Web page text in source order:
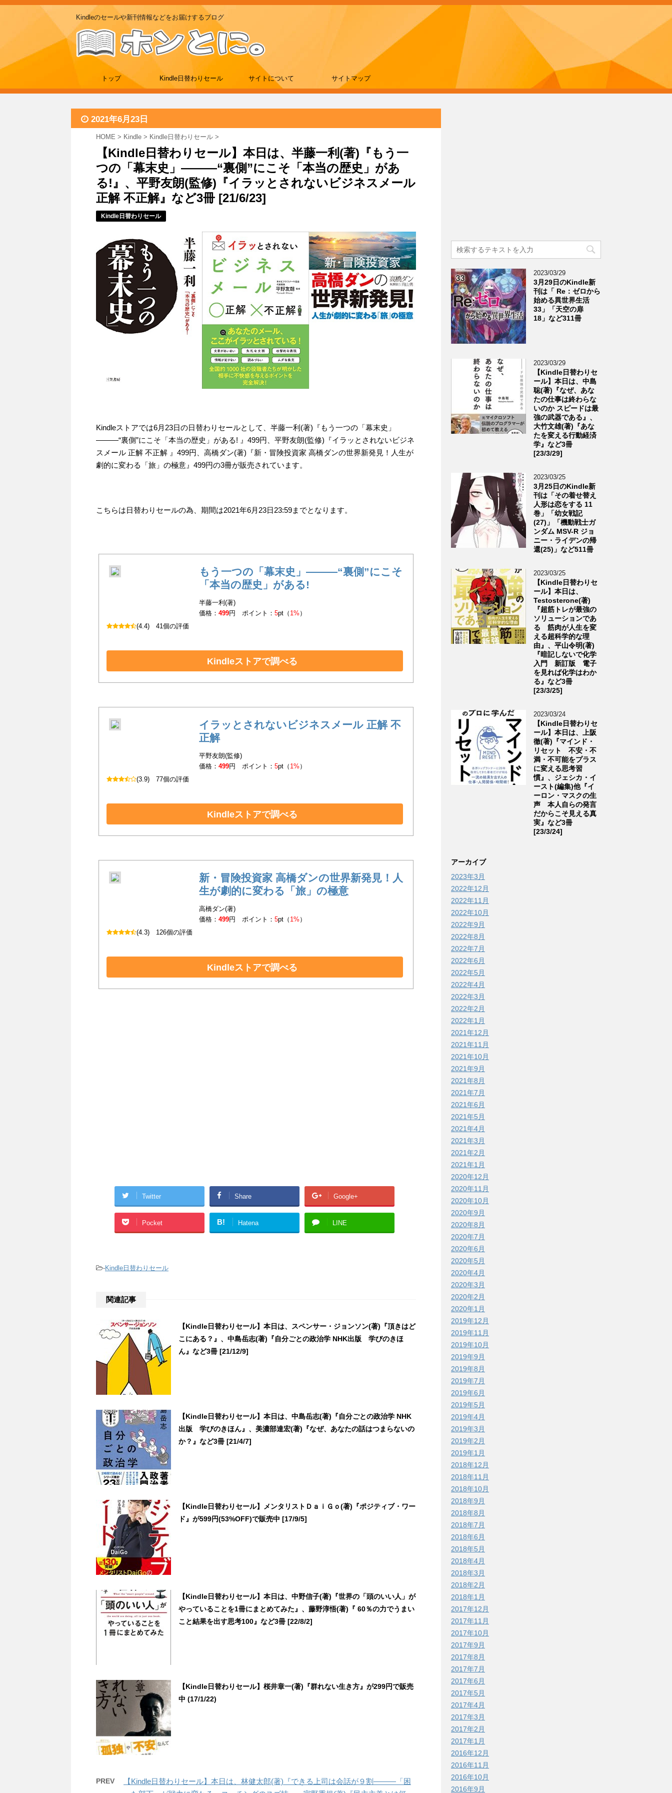
Kindleのセールや新刊情報などをお届けするブログ
トップ Kindle日替わりセール サイトについて サイトマップ
2021年6月23日
HOME > Kindle > Kindle日替わりセール >
【Kindle日替わりセール】本日は、半藤一利(著)『もう一
つの「幕末史」―――“裏側”にこそ「本当の歴史」があ
る!』、平野友朗(監修)『イラッとされないビジネスメール
正解 不正解』など3冊 [21/6/23]
Kindle日替わりセール
Kindleストアでは6月23日の日替わりセールとして、半藤一利(著)『もう一つの「幕末史」
―――“裏側”にこそ「本当の歴史」がある! 』499円、平野友朗(監修)『イラッとされないビジネ
スメール 正解 不正解 』499円、高橋ダン(著)『新・冒険投資家 高橋ダンの世界新発見！人生が
劇的に変わる「旅」の極意』499円の3冊が販売されています。
こちらは日替わりセールの為、期間は2021年6月23日23:59までとなります。
もう一つの「幕末史」―――“裏側”にこそ
「本当の歴史」がある!
半藤一利(著)
価格：499円 ポイント：5pt（ 1% ）
(4.4) 41個の評価
Kindleストアで調べる
イラッとされないビジネスメール 正解 不
正解
平野友朗(監修)
価格：499円 ポイント：5pt（ 1% ）
(3.9) 77個の評価
Kindleストアで調べる
新・冒険投資家 高橋ダンの世界新発見！人
生が劇的に変わる「旅」の極意
高橋ダン(著)
価格：499円 ポイント：5pt（ 1% ）
(4.3) 126個の評価
Kindleストアで調べる
Twitter Share Google+
Pocket B! Hatena LINE
-Kindle日替わりセール
関連記事
【Kindle日替わりセール】本日は、スペンサー・ジョンソン(著)『頂きはど
こにある？』、中島岳志(著)『自分ごとの政治学 NHK出版 学びのきほ
ん』など3冊 [21/12/9]
【Kindle日替わりセール】本日は、中島岳志(著)『自分ごとの政治学 NHK
出版 学びのきほん』、美濃部達宏(著)『なぜ、あなたの話はつまらないの
か？』など3冊 [21/4/7]
【Kindle日替わりセール】メンタリストＤａｉＧｏ(著)『ポジティブ・ワー
ド』が599円(53%OFF)で販売中 [17/9/5]
【Kindle日替わりセール】本日は、中野信子(著)『世界の「頭のいい人」が
やっていることを1冊にまとめてみた』、藤野淳悟(著)『 60％の力でうまい
こと結果を出す思考100』など3冊 [22/8/2]
【Kindle日替わりセール】桜井章一(著)『群れない生き方』が299円で販売
中 (17/1/22)
PREV
【Kindle日替わりセール】本日は、林健太郎(著)『できる上司は会話が９割―――「困
2023/03/29
3月29日のKindle新
刊は「 Re：ゼロから
始める異世界生活
33」「天空の扉
18」など311冊
2023/03/29
【Kindle日替わりセ
ール】本日は、中島
聡(著)『なぜ、あな
たの仕事は終わらな
いのか スピードは最
強の武器である』、
大竹文雄(著)『あな
たを変える行動経済
学』など3冊
[23/3/29]
2023/03/25
3月25日のKindle新
刊は「その着せ替え
人形は恋をする 11
巻」「幼女戦記
(27)」「機動戦士ガ
ンダム MSV-R ジョ
ニー・ライデンの帰
還(25)」など511冊
2023/03/25
【Kindle日替わりセ
ール】本日は、
Testosterone(著)
『超筋トレが最強の
ソリューションであ
る 筋肉が人生を変
える超科学的な理
由』、平山令明(著)
『暗記しないで化学
入門 新訂版 電子
を見れば化学はわか
る』など3冊
[23/3/25]
2023/03/24
【Kindle日替わりセ
ール】本日は、上阪
徹(著)『マインド・
リセット 不安・不
満・不可能をプラス
に変える思考習
慣』、ジェシカ・イ
ースト(編集)他『イ
ーロン・マスクの生
声 本人自らの発言
だからこそ見える真
実』など3冊
[23/3/24]
アーカイブ
2023年3月
2022年12月
2022年11月
2022年10月
2022年9月
2022年8月
2022年7月
2022年6月
2022年5月
2022年4月
2022年3月
2022年2月
2022年1月
2021年12月
2021年11月
2021年10月
2021年9月
2021年8月
2021年7月
2021年6月
2021年5月
2021年4月
2021年3月
2021年2月
2021年1月
2020年12月
2020年11月
2020年10月
2020年9月
2020年8月
2020年7月
2020年6月
2020年5月
2020年4月
2020年3月
2020年2月
2020年1月
2019年12月
2019年11月
2019年10月
2019年9月
2019年8月
2019年7月
2019年6月
2019年5月
2019年4月
2019年3月
2019年2月
2019年1月
2018年12月
2018年11月
2018年10月
2018年9月
2018年8月
2018年7月
2018年6月
2018年5月
2018年4月
2018年3月
2018年2月
2018年1月
2017年12月
2017年11月
2017年10月
2017年9月
2017年8月
2017年7月
2017年6月
2017年5月
2017年4月
2017年3月
2017年2月
2017年1月
2016年12月
2016年11月
2016年10月
2016年9月